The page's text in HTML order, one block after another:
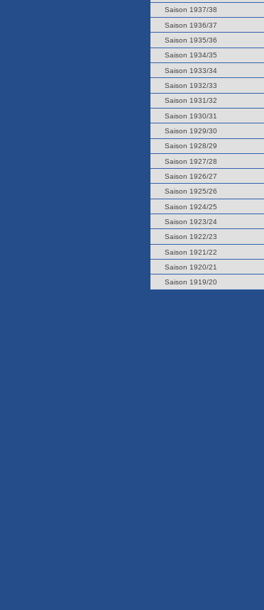
Saison 1937/38
Saison 1936/37
Saison 1935/36
Saison 1934/35
Saison 1933/34
Saison 1932/33
Saison 1931/32
Saison 1930/31
Saison 1929/30
Saison 1928/29
Saison 1927/28
Saison 1926/27
Saison 1925/26
Saison 1924/25
Saison 1923/24
Saison 1922/23
Saison 1921/22
Saison 1920/21
Saison 1919/20